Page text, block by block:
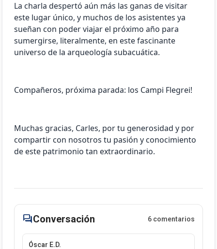
La charla despertó aún más las ganas de visitar
este lugar único, y muchos de los asistentes ya
sueñan con poder viajar el próximo año para
sumergirse, literalmente, en este fascinante
universo de la arqueología subacuática.
Compañeros, próxima parada: los Campi Flegrei!
Muchas gracias, Carles, por tu generosidad y por
compartir con nosotros tu pasión y conocimiento
de este patrimonio tan extraordinario.
forumConversación 6 comentarios
Óscar E.D.